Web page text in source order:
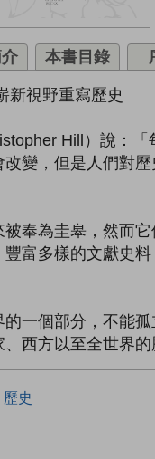
本書目錄
新視野重寫歷史
Hill）說：
改變，但是人們對
奉為圭皋，然而
富多樣的文獻史
一個部分，不能
西方以至全世界
歷史